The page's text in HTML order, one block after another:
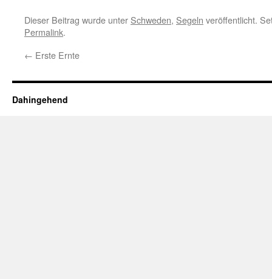
Dieser Beitrag wurde unter Schweden, Segeln veröffentlicht.
Permalink.
← Erste Ernte
Dahingehend